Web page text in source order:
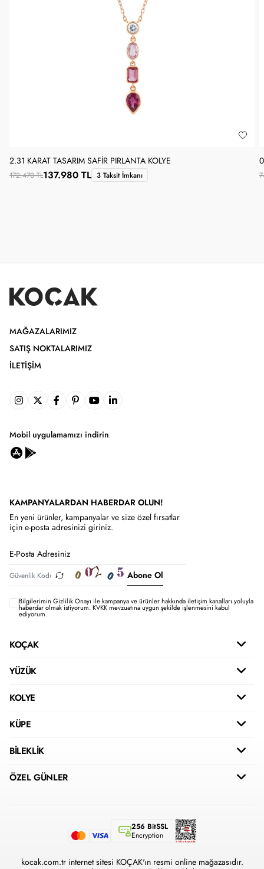
2.31 KARAT TASARIM SAFIR PIRLANTA KOLYE
172.470 TL137.980 TL 3 Taksit İmkanı
MAĞAZALARIMIZ
SATIŞ NOKTALARIMIZ
İLETIŞIM
Mobil uygulamamızı indirin
KAMPANYALARDAN HABERDAR OLUN!
En yeni ürünler, kampanyalar ve size özel fırsatlar
için e-posta adresinizi giriniz.
Abone Ol
Bilgilerimin Gizlilik Onayı ile kampanya ve ürünler hakkında iletişim kanalları yoluyla
haberdar olmak istiyorum.KVKK mevzuatına uygun şekilde işlenmesini kabul
ediyorum.
KOÇAK
YÜZÜK
KOLYE
KÜPE
BİLEKLİK
ÖZEL GÜNLER
256 BitSSL
Encryption
kocak.com.tr internet sitesi KOÇAK'ın resmi online mağazasıdır.